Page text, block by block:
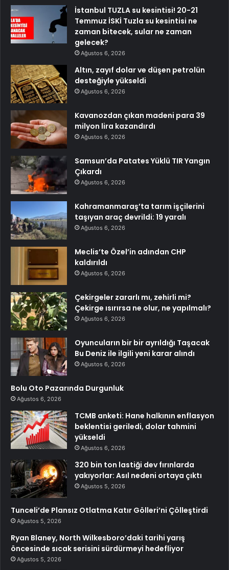
İstanbul TUZLA su kesintisi! 20-21
Temmuz İSKİ Tuzla su kesintisi ne
zaman bitecek, sular ne zaman
gelecek?
Ağustos 6, 2026
Altın, zayıf dolar ve düşen petrolün
desteğiyle yükseldi
Ağustos 6, 2026
Kavanozdan çıkan madeni para 39
milyon lira kazandırdı
Ağustos 6, 2026
Samsun’da Patates Yüklü TIR Yangın
Çıkardı
Ağustos 6, 2026
Kahramanmaraş’ta tarım işçilerini
taşıyan araç devrildi: 19 yaralı
Ağustos 6, 2026
Meclis’te Özel’in adından CHP
kaldırıldı
Ağustos 6, 2026
Çekirgeler zararlı mı, zehirli mi?
Çekirge ısırırsa ne olur, ne yapılmalı?
Ağustos 6, 2026
Oyuncuların bir bir ayrıldığı Taşacak
Bu Deniz ile ilgili yeni karar alındı
Ağustos 6, 2026
Bolu Oto Pazarında Durgunluk
Ağustos 6, 2026
TCMB anketi: Hane halkının enflasyon
beklentisi geriledi, dolar tahmini
yükseldi
Ağustos 6, 2026
320 bin ton lastiği dev fırınlarda
yakıyorlar: Asıl nedeni ortaya çıktı
Ağustos 5, 2026
Tunceli’de Plansız Otlatma Katır Gölleri’ni Çölleştirdi
Ağustos 5, 2026
Ryan Blaney, North Wilkesboro’daki tarihi yarış
öncesinde sıcak serisini sürdürmeyi hedefliyor
Ağustos 5, 2026